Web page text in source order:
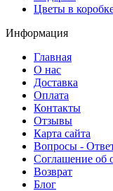
Цветы в
Информация
Главная
О нас
Доставка
Оплата
Контакты
Отзывы
Карта сайта
Вопросы -
Соглашение об
Возврат
Блог